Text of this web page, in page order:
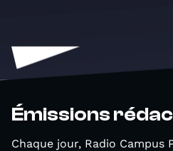
Émissions
Chaque jour, Radio Campus